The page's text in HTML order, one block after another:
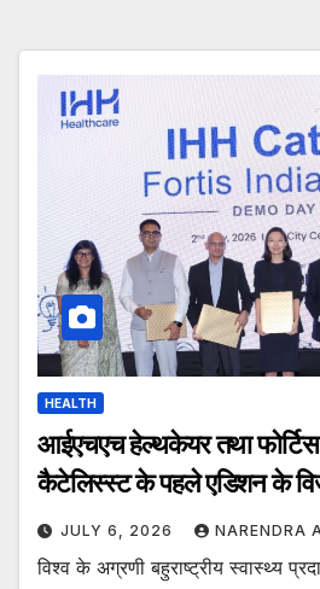
HEALTH
आईएचएच हेल्थकेयर तथा
कैटेलिस्स्ट के पहले एडिशन के
JULY 6, 2026 NARENDRA
विश्व के अग्रणी बहुराष्ट्रीय स्वास्थ्य